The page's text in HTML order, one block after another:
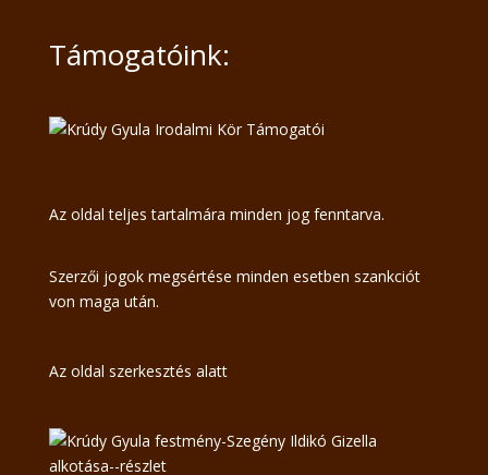
Támogatóink:
Az oldal teljes tartalmára minden jog fenntarva.
Szerzői jogok megsértése minden esetben szankciót
von maga után.
Az oldal szerkesztés alatt